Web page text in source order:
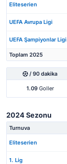
Eliteserien
UEFA Avrupa Ligi
UEFA Şampiyonlar Ligi
Toplam 2025
/ 90 dakika
1.09Goller
2024 Sezonu
Turnuva
Eliteserien
1. Lig